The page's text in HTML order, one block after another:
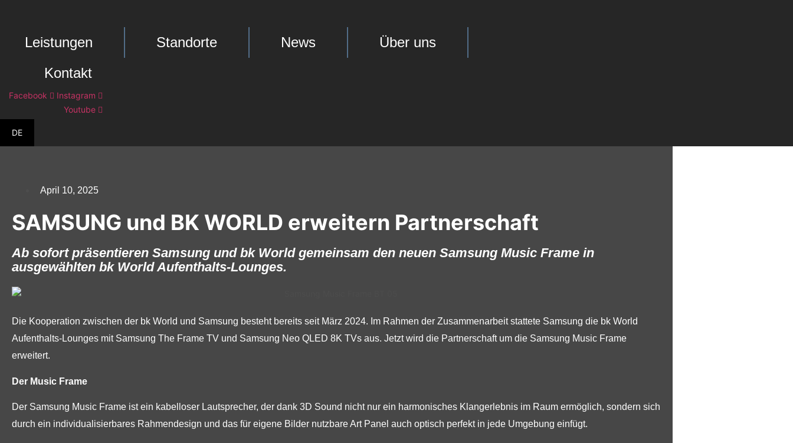
springenLeistungen Standorte News
Über uns
Kontakt
Facebook
Instagram
Youtube
DE
April 10, 2025
SAMSUNG und BK WORLD erweitern Partnerschaft
Ab sofort präsentieren Samsung und bk World gemeinsam den neuen Samsung Music Frame in
ausgewählten bk World Aufenthalts-Lounges.
Die Kooperation zwischen der bk World und Samsung besteht bereits seit März 2024. Im Rahmen der Zusammenarbeit stattete Samsung die bk World
Aufenthalts-Lounges mit Samsung The Frame TV und Samsung Neo QLED 8K TVs aus. Jetzt wird die Partnerschaft um die Samsung Music Frame
erweitert.
Der Music Frame
Der Samsung Music Frame ist ein kabelloser Lautsprecher, der dank 3D Sound nicht nur ein harmonisches Klangerlebnis im Raum ermöglich, sondern sich
durch ein individualisierbares Rahmendesign und das für eigene Bilder nutzbare Art Panel auch optisch perfekt in jede Umgebung einfügt.